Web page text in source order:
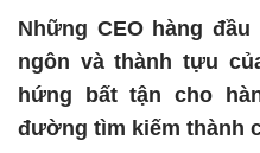
Những CEO hàng
ngôn và thành tựu
hứng bất tận cho
đường tìm kiếm thành